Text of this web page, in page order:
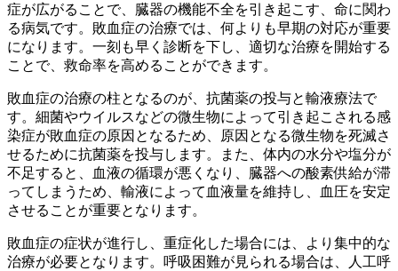
症が広がることで、臓器の機能不全を引き起こす、命に関わ
る病気です。敗血症の治療では、何よりも早期の対応が重要
になります。一刻も早く診断を下し、適切な治療を開始する
ことで、救命率を高めることができます。
敗血症の治療の柱となるのが、 抗菌薬の投与と輸液療法で
す。細菌やウイルスなどの微生物によって引き起こされる感
染症が敗血症の原因となるため、原因となる微生物を死滅さ
せるために抗菌薬を投与します。また、体内の水分や塩分が
不足すると、血液の循環が悪くなり、臓器への酸素供給が滞
ってしまうため、輸液によって血液量を維持し、血圧を安定
させることが重要となります。
敗血症の症状が進行し、重症化した場合には、
より集中的な
治療が必要となります。呼吸困難が見られる場合は、人工呼